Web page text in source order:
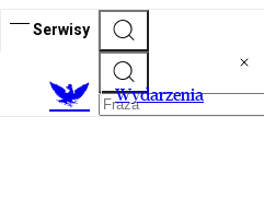
Serwisy
Wydarzenia